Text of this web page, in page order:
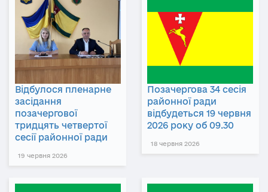
Відбулося пленарне
засідання
позачергової
тридцять четвертої
сесії районної ради
19 червня 2026
Позачергова 34 сесія
районної ради
відбудеться 19 червня
2026 року об 09.30
18 червня 2026